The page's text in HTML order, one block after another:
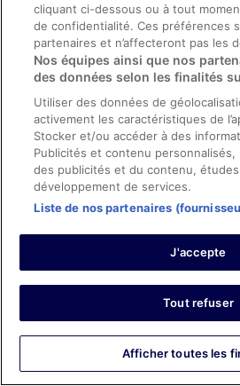
The hotel is located in downtown,
staff. It is a good option to stay if
Séjour de 4 nuits en octobre 2024
0
Avis vérifié
10/10 Excellent
Theresa
22 mars 2026
Les points forts : Propreté, personnel
Staff was extremely helpful and
limited knowledge of Spanish.
well. Room was clean and
great - fresh fruit, yogurt, pastries
complaint was there was a lot of
our room, but it was a busy night in
the hotel staff could have done
Séjour de 1 nuit en mars 2026
cliquant ci-dessous ou à tout
de confidentialité. Ces préférences
partenaires et n’affecteront pas les
Nos équipes ainsi que nos
des données selon les finalités
Utiliser des données de
activement les caractéristiques de
Stocker et/ou accéder à des
Publicités et contenu
des publicités et du contenu, études
développement de services.
Liste de nos partenaires
J'accepte
Tout refuser
Afficher toutes les